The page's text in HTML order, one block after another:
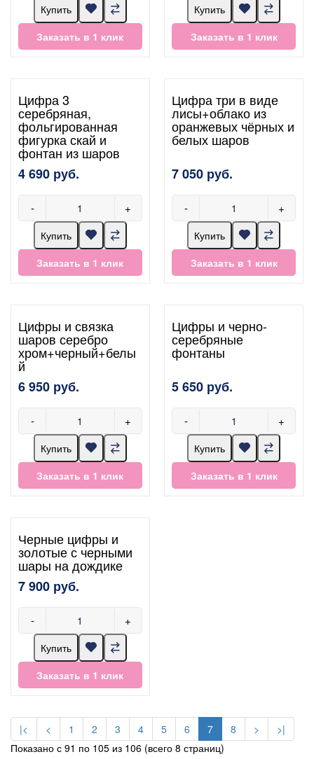
Купить
Заказать в 1 клик
Купить
Заказать в 1 клик
Цифра 3
серебряная,
фольгированная
фигурка скай и
фонтан из шаров
4 690 руб.
- +
Купить
Заказать в 1 клик
Цифра три в виде
лисы+облако из
оранжевых чёрных и
белых шаров
7 050 руб.
- +
Купить
Заказать в 1 клик
Цифры и связка
шаров серебро
хром+черный+белы
й
6 950 руб.
- +
Купить
Заказать в 1 клик
Цифры и черно-
серебряные
фонтаны
5 650 руб.
- +
Купить
Заказать в 1 клик
Черные цифры и
золотые с черными
шары на дождике
7 900 руб.
- +
Купить
Заказать в 1 клик
|< < 1 2 3 4 5 6 7 8 >
>|
Показано с 91 по 105 из 106 (всего 8 страниц)